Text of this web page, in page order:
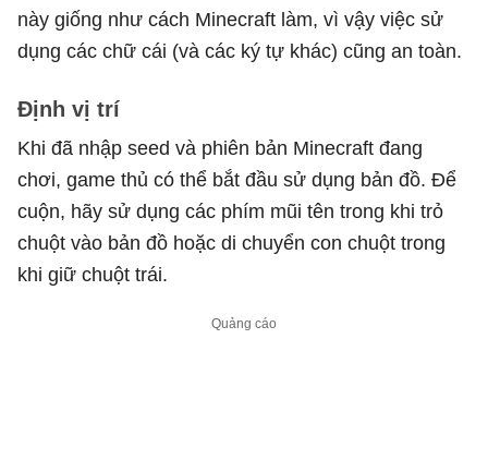
này giống như cách Minecraft làm, vì vậy việc sử
dụng các chữ cái (và các ký tự khác) cũng an toàn.
Định vị trí
Khi đã nhập seed và phiên bản Minecraft đang
chơi, game thủ có thể bắt đầu sử dụng bản đồ. Để
cuộn, hãy sử dụng các phím mũi tên trong khi trỏ
chuột vào bản đồ hoặc di chuyển con chuột trong
khi giữ chuột trái.